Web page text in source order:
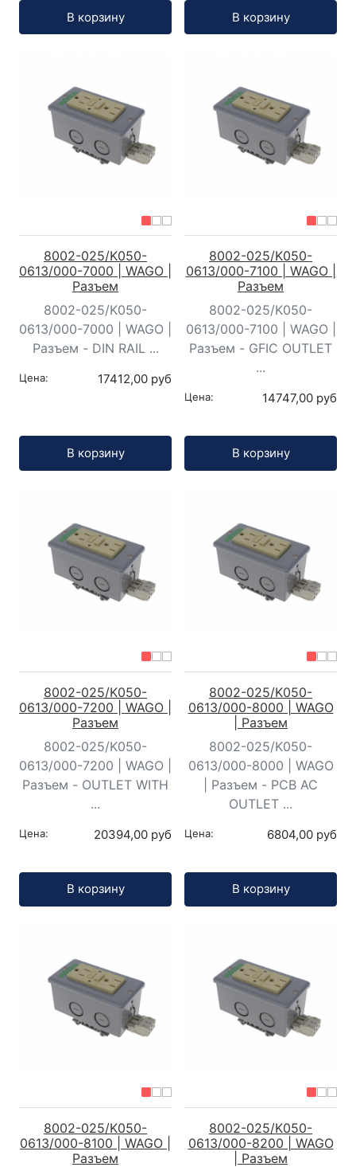
В корзину В корзину
8002-025/K050-
0613/000-7000 | WAGO |
Разъем
8002-025/K050-
0613/000-7000 | WAGO |
Разъем - DIN RAIL ...
Цена: 17412,00 руб
В корзину
8002-025/K050-
0613/000-7100 | WAGO |
Разъем
8002-025/K050-
0613/000-7100 | WAGO |
Разъем - GFIC OUTLET
...
Цена: 14747,00 руб
В корзину
8002-025/K050-
0613/000-7200 | WAGO |
Разъем
8002-025/K050-
0613/000-7200 | WAGO |
Разъем - OUTLET WITH
...
Цена: 20394,00 руб
В корзину
8002-025/K050-
0613/000-8000 | WAGO
| Разъем
8002-025/K050-
0613/000-8000 | WAGO
| Разъем - PCB AC
OUTLET ...
Цена: 6804,00 руб
В корзину
8002-025/K050-
0613/000-8100 | WAGO |
Разъем
8002-025/K050-
0613/000-8200 | WAGO
| Разъем